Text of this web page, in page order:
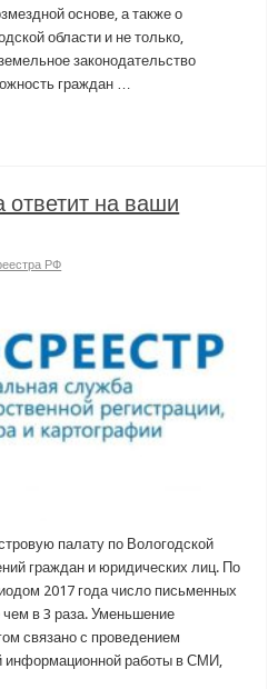
основе, а также о
области и не только,
законодательство
граждан …
ответит на ваши
РФ
палату по Вологодской
граждан и юридических лиц. По
2017 года число письменных
в 3 раза. Уменьшение
связано с проведением
информационной работы в СМИ,